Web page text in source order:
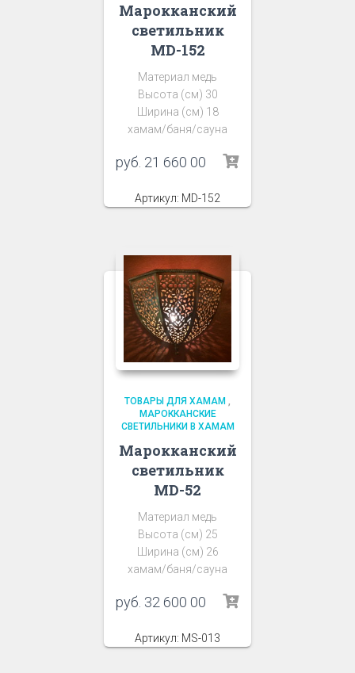
Марокканский
светильник
MD-152
Материал медь
Высота (см) 30
Ширина (см) 18
хамам/баня/сауна
руб. 21 660 00
Артикул: MD-152
ТОВАРЫ ДЛЯ ХАМАМ ,
МАРОККАНСКИЕ
СВЕТИЛЬНИКИ В ХАМАМ
Марокканский
светильник
MD-52
Материал медь
Высота (см) 25
Ширина (см) 26
хамам/баня/сауна
руб. 32 600 00
Артикул: MS-013